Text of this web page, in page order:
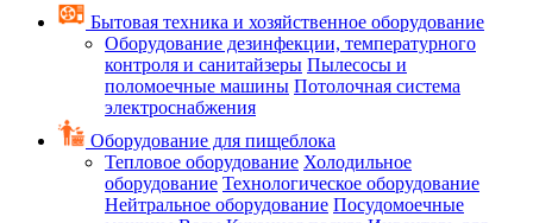
Бытовая техника и хозяйственное оборудование
Оборудование дезинфекции, температурного
контроля и санитайзеры Пылесосы и
поломоечные машины Потолочная система
электроснабжения
Оборудование для пищеблока
Тепловое оборудование Холодильное
оборудование Технологическое оборудование
Нейтральное оборудование Посудомоечные